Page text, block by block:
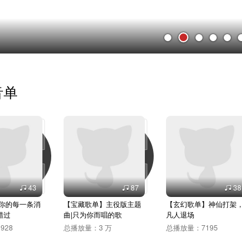
单
43
的每一条消
过
87
【宝藏歌单】主役版主题
曲|只为你而唱的歌
总播放量： 3 万
38
【玄幻歌单】神仙打架，
凡人退场
总播放量： 7195